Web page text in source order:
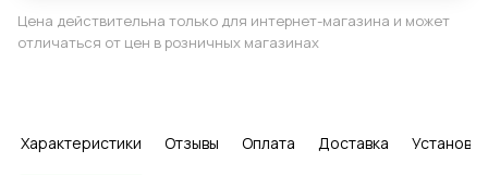
Цена действительна только для интернет-магазина и может
отличаться от цен в розничных магазинах
Характеристики Отзывы Оплата Доставка Установка